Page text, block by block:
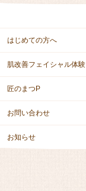
はじめての方へ
肌改善フェイシャル体験
匠のまつP
お問い合わせ
お知らせ